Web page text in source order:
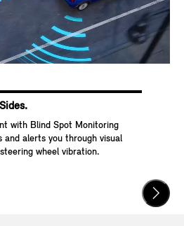
with Blind Spot Monitoring
alerts you through visual
wheel vibration.